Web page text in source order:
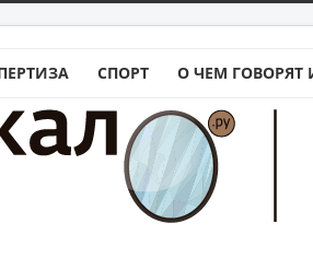
СПОРТ О ЧЕМ ГОВОРЯТ